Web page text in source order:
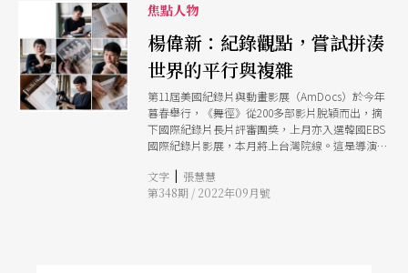
焦點人物
楊偉新：紀錄觀點，嘗試拼湊
世界的平行與複雜
第11屆美國紀錄片與動畫影展（AmDocs）於今年
暮春舉行，《舞徑》從200多部影片脫穎而出，摘
下國際紀錄片長片評審團獎，上月亦入選韓國EBS
國際紀錄片影展，本月將上台灣院線。這是導演楊
的發展歷程。這位新銳導演想說的，是舞蹈，也不
只是舞蹈的故事。
文字 | 張慧慧
第348期 / 2022年09月號